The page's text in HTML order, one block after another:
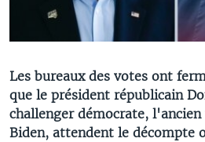
Les bureaux des votes ont
que le président républicain
challenger démocrate,
Biden, attendent le décompte